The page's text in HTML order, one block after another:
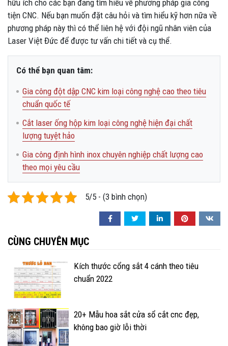
hữu ích cho các bạn đang tìm hiểu về phương pháp gia công
tiện CNC. Nếu bạn muốn đặt câu hỏi và tìm hiểu kỹ hơn nữa về
phương pháp này thì có thể liên hệ với đội ngũ nhân viên của
Laser Việt Đức để được tư vấn chi tiết và cụ thể.
Có thể bạn quan tâm:
Gia công đột dập CNC kim loại công nghệ cao theo tiêu
chuẩn quốc tế
Cắt laser ống hộp kim loại công nghệ hiện đại chất
lượng tuyệt hảo
Gia công định hình inox chuyên nghiệp chất lượng cao
theo mọi yêu cầu
5/5 - (3 bình chọn)
CÙNG CHUYÊN MỤC
Kích thước cổng sắt 4 cánh theo tiêu
chuẩn 2022
20+ Mẫu hoa sắt cửa sổ cắt cnc đẹp,
không bao giờ lỗi thời